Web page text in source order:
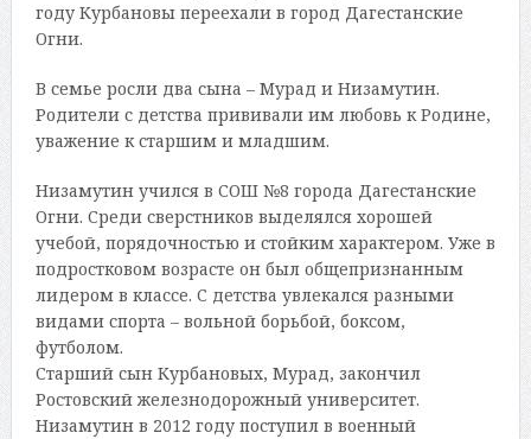
году Курбановы переехали в город Дагестанские
Огни.
В семье росли два сына – Мурад и Низамутин.
Родители с детства прививали им любовь к Родине,
уважение к старшим и младшим.
Низамутин учился в СОШ №8 города Дагестанские
Огни. Среди сверстников выделялся хорошей
учебой, порядочностью и стойким характером. Уже в
подростковом возрасте он был общепризнанным
лидером в классе. С детства увлекался разными
видами спорта – вольной борьбой, боксом,
футболом.
Старший сын Курбановых, Мурад, закончил
Ростовский железнодорожный университет.
Низамутин в 2012 году поступил в военный